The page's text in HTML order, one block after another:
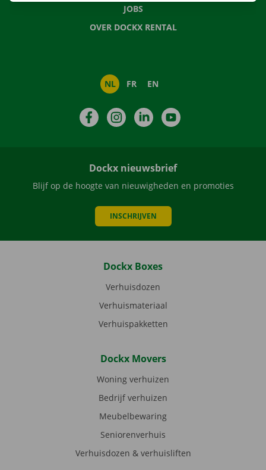
JOBS
OVER DOCKX RENTAL
NL FR EN
FacebookInstagramLinkedIn
Dockx nieuwsbrief
Blijf op de hoogte van nieuwigheden en promoties
INSCHRIJVEN
Dockx Boxes
Verhuisdozen
Verhuismateriaal
Verhuispakketten
Dockx Movers
Woning verhuizen
Bedrijf verhuizen
Meubelbewaring
Seniorenverhuis
Verhuisdozen & verhuisliften